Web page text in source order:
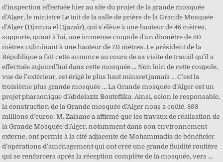
d’inspection effectuée hier au site du projet de la grande mosquée
d’Alger, le ministre Le toit de la salle de prière de la Grande Mosquée
d'Alger (Djamaa el Djazaïr), qui s'élève à une hauteur de 45 mètres,
supporte, quant à lui, une immense coupole d'un diamètre de 50
mètres culminant à une hauteur de 70 mètres. Le président de la
République a fait cette annonce au cours de sa visite de travail qu’il a
effectuée aujourd’hui dans cette mosquée … Non loin de cette coupole,
vue de l'extérieur, est érigé le plus haut minaret jamais … C’est la
troisième plus grande mosquée … La Grande mosquée d’Alger est un
projet pharaonique d’Abdelaziz Bouteflika. Ainsi, selon le responsable,
la construction de la Grande mosquée d’Alger nous a coûté, 898
millions d’euros. M. Zalaane a affirmé que les travaux de réalisation de
la Grande Mosquée d’Alger, notamment dans son environnement
externe, ont permis à la cité adjacente de Mohammadia de bénéficier
d’opérations d’aménagement qui ont créé une grande fluidité routière
qui se renforcera après la réception complète de la mosquée, vers …